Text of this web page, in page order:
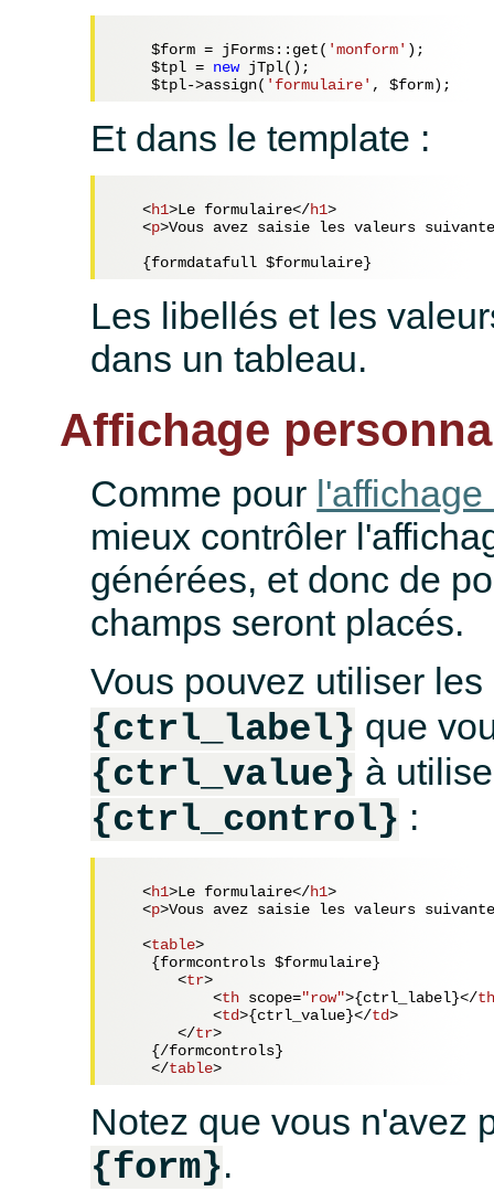
$form = jForms::get( 'monform' );
$tpl = new jTpl();
$tpl->assign( 'formulaire' , $form
Et dans le template :
<h1>Le formulaire</h1>
<p>Vous avez saisie les valeurs
Les libellés et les
dans un tableau.
Affichage
Comme pour
mieux contrôler
générées, et donc de
champs seront placés.
Vous pouvez utiliser
{ctrl_label} que
{ctrl_value} à
{ctrl_control} :
<h1>Le formulaire</h1>
<p>Vous avez saisie les valeurs
<table>
    {formcontrols $formulaire}
<tr>
<th scope="row">{ctrl_label}</th
<td>{ctrl_value}</td>
</tr>
    {/formcontrols}
</table>
Notez que vous n'avez
{form}.